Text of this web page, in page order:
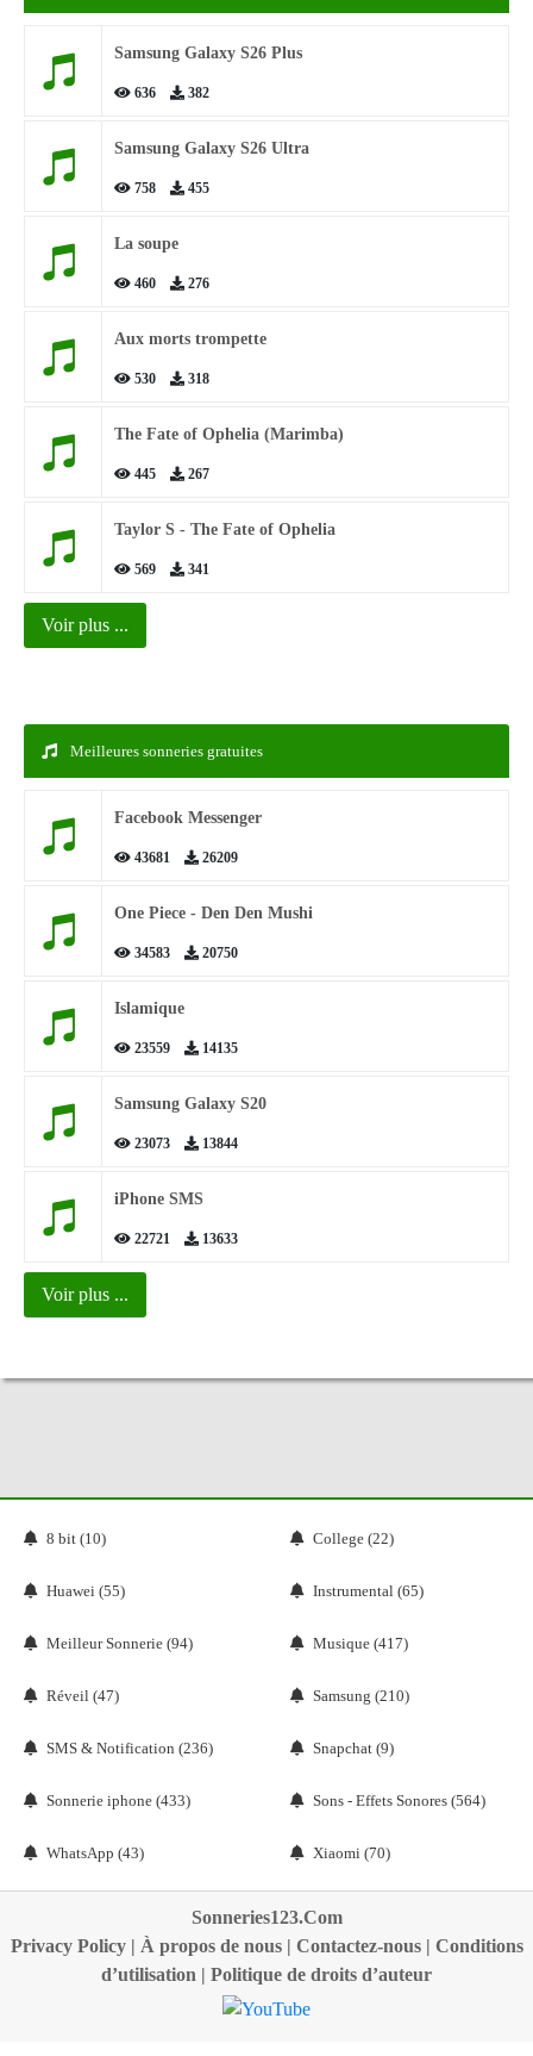
Samsung Galaxy S26 Plus
636 382
Samsung Galaxy S26 Ultra
758 455
La soupe
460 276
Aux morts trompette
530 318
The Fate of Ophelia (Marimba)
445 267
Taylor S - The Fate of Ophelia
569 341
Voir plus ...
Meilleures sonneries gratuites
Facebook Messenger
43681 26209
One Piece - Den Den Mushi
34583 20750
Islamique
23559 14135
Samsung Galaxy S20
23073 13844
iPhone SMS
22721 13633
Voir plus ...
8 bit (10) College (22)
Huawei (55) Instrumental (65)
Meilleur Sonnerie (94) Musique (417)
Réveil (47) Samsung (210)
SMS & Notification (236) Snapchat (9)
Sonnerie iphone (433) Sons - Effets Sonores (564)
WhatsApp (43) Xiaomi (70)
Sonneries123.Com
Privacy Policy| À propos de nous| Contactez-nous| Conditions
d’utilisation | Politique de droits d’auteur